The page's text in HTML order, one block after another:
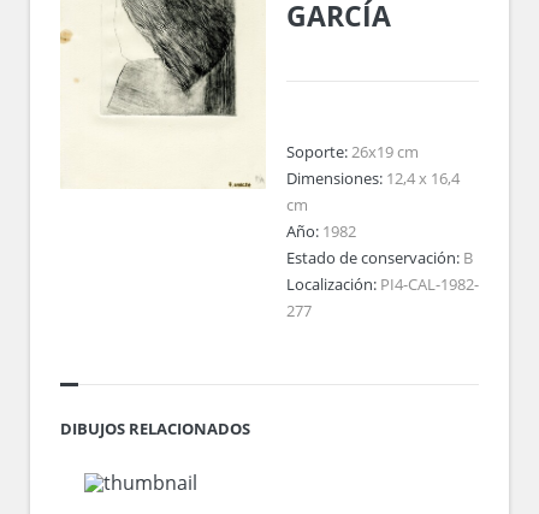
GARCÍA
Soporte:26x19 cm
Dimensiones: 12,4 x 16,4
cm
Año: 1982
Estado de conservación: B
Localización: PI4-CAL-1982-
277
DIBUJOS RELACIONADOS